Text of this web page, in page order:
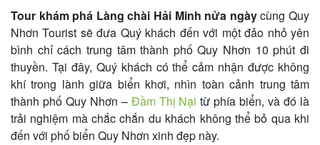
Tour khám phá Làng chài Hải Minh nửa ngàycùng Quy
Nhơn Tourist sẽ đưa Quý khách đến với một đảo nhỏ yên
bình chỉ cách trung tâm thành phố Quy Nhơn 10 phút đi
thuyền. Tại đây, Quý khách có thể cảm nhận được không
khí trong lành giữa biển khơi, nhìn toàn cảnh trung tâm
thành phố Quy Nhơn – Đầm Thị Nại từ phía biển, và đó là
trải nghiệm mà chắc chắn du khách không thể bỏ qua khi
đến với phố biển Quy Nhơn xinh đẹp này.